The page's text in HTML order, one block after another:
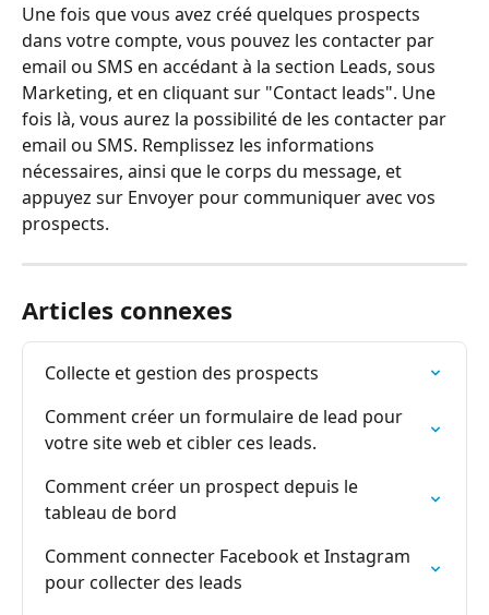
Une fois que vous avez créé quelques prospects
dans votre compte, vous pouvez les contacter par
email ou SMS en accédant à la section Leads, sous
Marketing, et en cliquant sur "Contact leads". Une
fois là, vous aurez la possibilité de les contacter par
email ou SMS. Remplissez les informations
nécessaires, ainsi que le corps du message, et
appuyez sur Envoyer pour communiquer avec vos
prospects.
Articles connexes
Collecte et gestion des prospects
Comment créer un formulaire de lead pour
votre site web et cibler ces leads.
Comment créer un prospect depuis le
tableau de bord
Comment connecter Facebook et Instagram
pour collecter des leads